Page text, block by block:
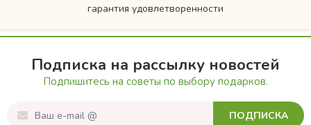
гарантия удовлетворенности
Подписка на рассылку новостей
Подпишитесь на советы по выбору подарков.
ПОДПИСКА